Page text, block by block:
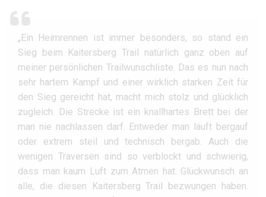
„Ein Heimrennen ist immer besonders, so stand ein
Sieg beim Kaitersberg Trail natürlich ganz oben auf
meiner persönlichen Trailwunschliste. Das es nun nach
sehr hartem Kampf und einer wirklich starken Zeit für
den Sieg gereicht hat, macht mich stolz und glücklich
zugleich. Die Strecke ist ein knallhartes Brett bei der
man nie nachlassen darf. Entweder man läuft bergauf
oder extrem steil und technisch bergab. Auch die
wenigen Traversen sind so verblockt und schwierig,
dass man kaum Luft zum Atmen hat. Glückwunsch an
alle, die diesen Kaitersberg Trail bezwungen haben.